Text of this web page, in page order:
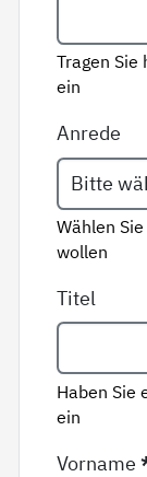
Tragen
ein
Anrede
Wählen
wollen
Titel
Haben Sie
ein
Vorname